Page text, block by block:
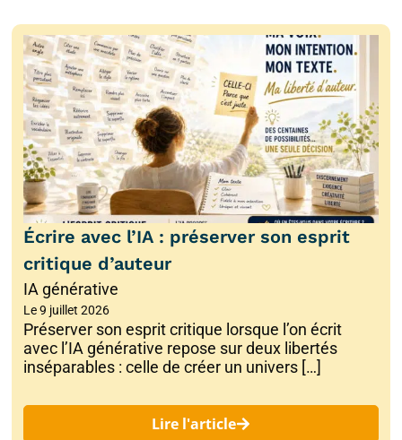
Écrire avec l’IA : préserver son esprit
critique d’auteur
IA générative
Le9 juillet 2026
Préserver son esprit critique lorsque l’on écrit
avec l’IA générative repose sur deux libertés
inséparables : celle de créer un univers […]
Lire l'article